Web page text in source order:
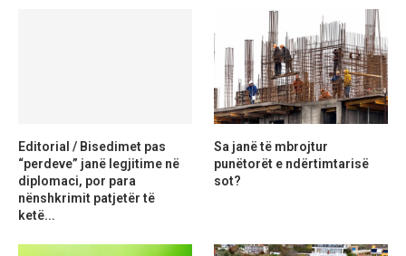
Editorial / Bisedimet pas
“perdeve” janë legjitime në
diplomaci, por para
nënshkrimit patjetër të
ketë...
Sa janë të mbrojtur
punëtorët e ndërtimtarisë
sot?